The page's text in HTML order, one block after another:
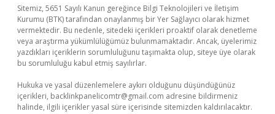
Sitemiz, 5651 Sayılı Kanun gereğince Bilgi Teknolojileri ve İletişim
Kurumu (BTK) tarafından onaylanmış bir Yer Sağlayıcı olarak hizmet
vermektedir. Bu nedenle, sitedeki içerikleri proaktif olarak denetleme
veya araştırma yükümlülüğümüz bulunmamaktadır. Ancak, üyelerimiz
yazdıkları içeriklerin sorumluluğunu taşımakta olup, siteye üye olarak
bu sorumluluğu kabul etmiş sayılırlar.
Hukuka ve yasal düzenlemelere aykırı olduğunu düşündüğünüz
içerikleri, backlinkpanelicomtr@gmail.com adresine bildirmeniz
halinde, ilgili içerikler yasal süre içerisinde sitemizden kaldırılacaktır.